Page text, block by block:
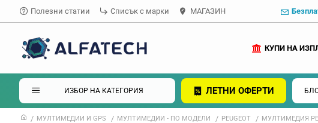
Полезни статии Списък с марки МАГАЗИН
КУПИ НА
ИЗБОР НА КАТЕГОРИЯ ЛЕТНИ ОФЕРТИ
МУЛТИМЕДИИ И GPS МУЛТИМЕДИИ - ПО МОДЕЛИ PEUGEOT МУЛТИМЕДИЯ